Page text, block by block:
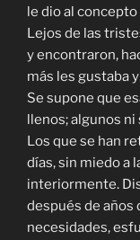
le dio al
Lejos de las
y encontraron,
más les gustaba
Se supone que
llenos; algunos
Los que se han
días, sin miedo a
interiormente.
después de años
necesidades,